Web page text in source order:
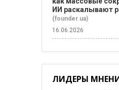
ИИ раскалывают
(founder.ua)
16.06.2026
ЛИДЕРЫ